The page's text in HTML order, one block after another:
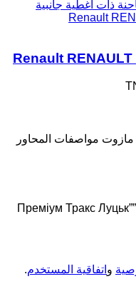
ذات أغطية جانبية
Renault
Renault RENAULT
مازوت مواصفات المحاور
اشترك حتى تصلك الإعلانات الجديدة من ”Преміум Тракс Луцьк”
و اتفاقية المستخدم.